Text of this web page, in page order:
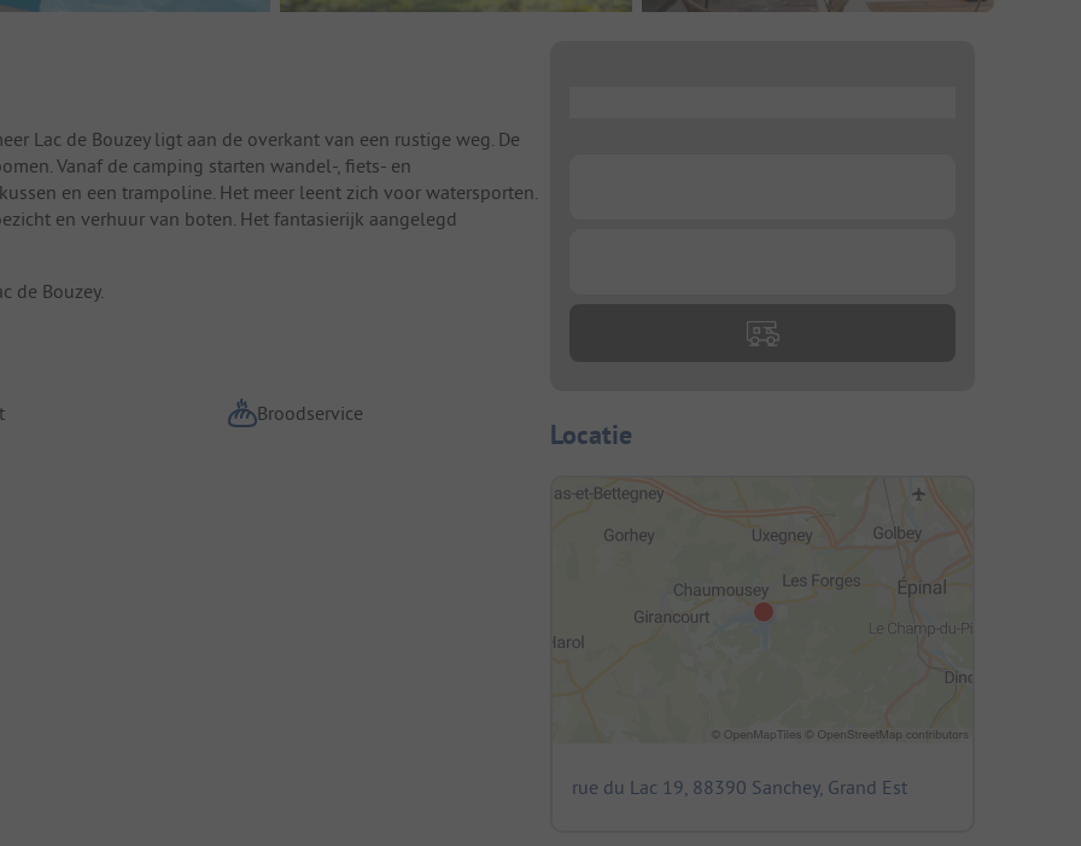
Lac de Bouzey ligt aan de overkant van een rustige weg. De
Vanaf de camping starten wandel-, fiets- en
en een trampoline. Het meer leent zich voor watersporten.
en verhuur van boten. Het fantasierijk aangelegd
de Bouzey.
Broodservice
Locatie
rue du Lac 19, 88390 Sanchey, Grand Est